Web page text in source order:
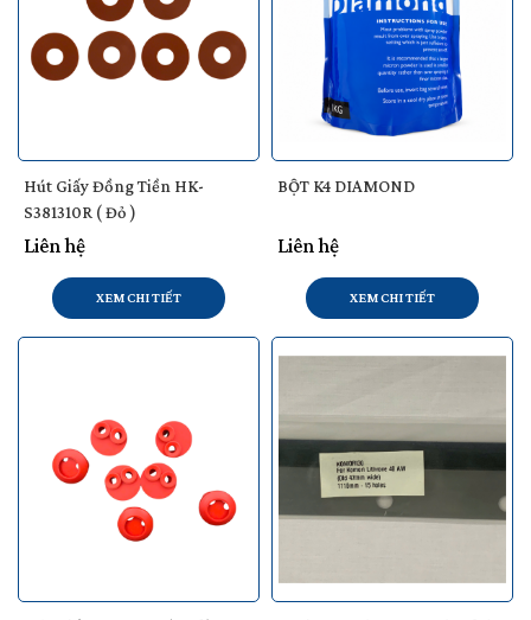
Hút Giấy Đồng Tiền HK-
S381310R ( Đỏ )
Liên hệ
XEM CHI TIẾT
BỘT K4 DIAMOND
Liên hệ
XEM CHI TIẾT